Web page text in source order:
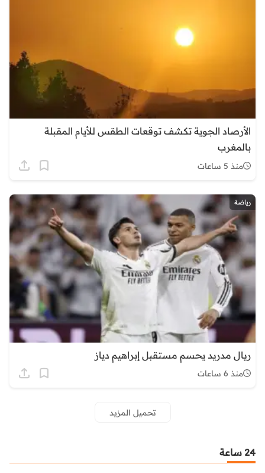
الأرصاد الجوية تكشف توقعات الطقس للأيام المقبلة
بالمغرب
منذ 5 ساعات
رياضة
ريال مدريد يحسم مستقبل إبراهيم دياز
منذ 6 ساعات
تحميل المزيد
24 ساعة